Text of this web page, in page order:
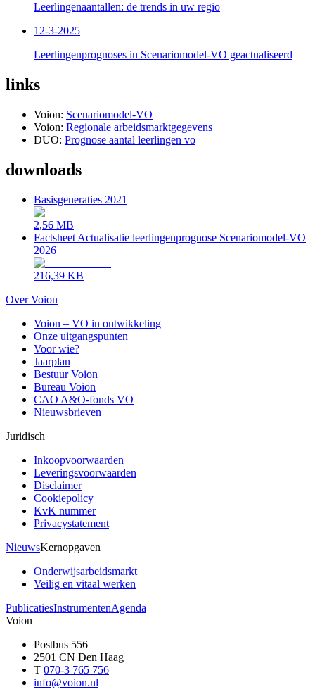
Leerlingenaantallen: de trends in uw regio
12-3-2025
Leerlingenprognoses in Scenariomodel-VO geactualiseerd
links
Voion: Scenariomodel-VO
Voion: Regionale arbeidsmarktgegevens
DUO: Prognose aantal leerlingen vo
downloads
Basisgeneraties 2021
2,56 MB
Factsheet Actualisatie leerlingenprognose Scenariomodel-VO
2026
216,39 KB
Over Voion
Voion – VO in ontwikkeling
Onze uitgangspunten
Voor wie?
Jaarplan
Bestuur Voion
Bureau Voion
CAO A&O-fonds VO
Nieuwsbrieven
Juridisch
Inkoopvoorwaarden
Leveringsvoorwaarden
Disclaimer
Cookiepolicy
KvK nummer
Privacystatement
NieuwsKernopgaven
Onderwijsarbeidsmarkt
Veilig en vitaal werken
PublicatiesInstrumentenAgenda
Voion
Postbus 556
2501 CN Den Haag
T 070-3 765 756
info@voion.nl